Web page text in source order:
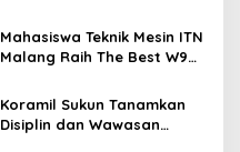
Semangat Perkuat Tata
Kelola Organisasi
Mahasiswa Teknik Mesin ITN
Malang Raih The Best W9
Vol 3, Buktikan Inovasi
Kampus di Panggung
Nasional
Koramil Sukun Tanamkan
Disiplin dan Wawasan